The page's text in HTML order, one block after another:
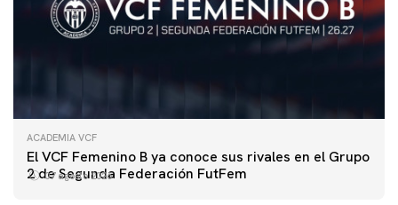
ACADEMIA VCF
El VCF Femenino B ya conoce sus rivales en el Grupo
2 de Segunda Federación FutFem
07 agosto 2026
PRIMER EQUIPO
ENTRENAMIENTO DEL VALENCIA CF 7/8/2026